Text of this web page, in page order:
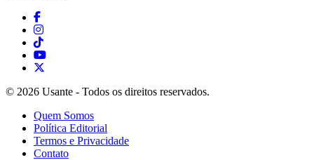
© 2026 Usante - Todos os direitos reservados.
Quem Somos
Política Editorial
Termos e Privacidade
Contato